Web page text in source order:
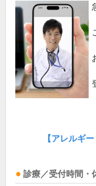
【アレルギ
診療／受付時間・